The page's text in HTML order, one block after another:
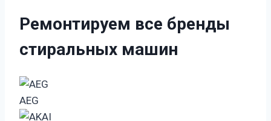
Ремонтируем все бренды
стиральных машин
AEG